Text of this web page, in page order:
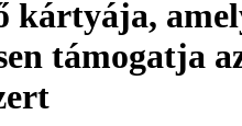
kártyája,
támogatja